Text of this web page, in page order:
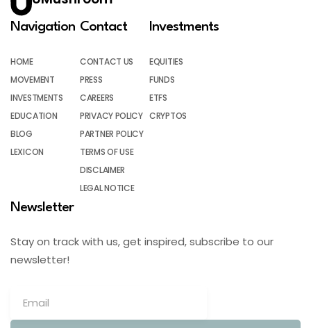
Navigation
HOME
MOVEMENT
INVESTMENTS
EDUCATION
BLOG
LEXICON
Contact
CONTACT US
PRESS
CAREERS
PRIVACY POLICY
PARTNER POLICY
TERMS OF USE
DISCLAIMER
LEGAL NOTICE
Investments
EQUITIES
FUNDS
ETFS
CRYPTOS
Newsletter
Stay on track with us, get inspired, subscribe to our
newsletter!